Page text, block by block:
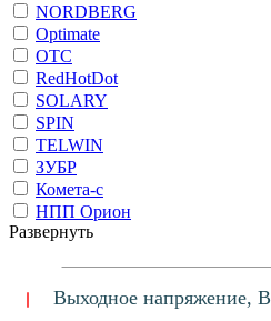
NORDBERG
Optimate
OTC
RedHotDot
SOLARY
SPIN
TELWIN
ЗУБР
Комета-с
НПП Орион
Развернуть
Выходное напряжение, В